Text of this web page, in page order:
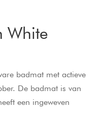
White
badmat met actieve
De badmat is van
een ingeweven
badkamer door zijn